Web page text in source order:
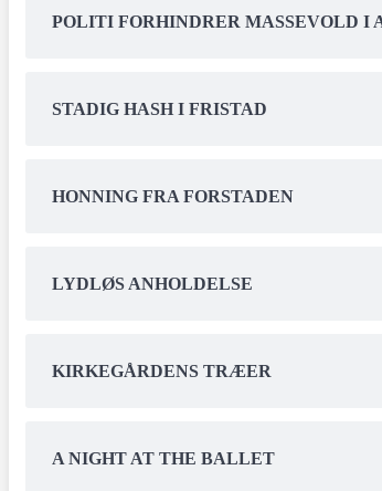
POLITI FORHINDRER MASSEVOLD I
STADIG HASH I FRISTAD
HONNING FRA FORSTADEN
LYDLØS ANHOLDELSE
KIRKEGÅRDENS TRÆER
A NIGHT AT THE BALLET